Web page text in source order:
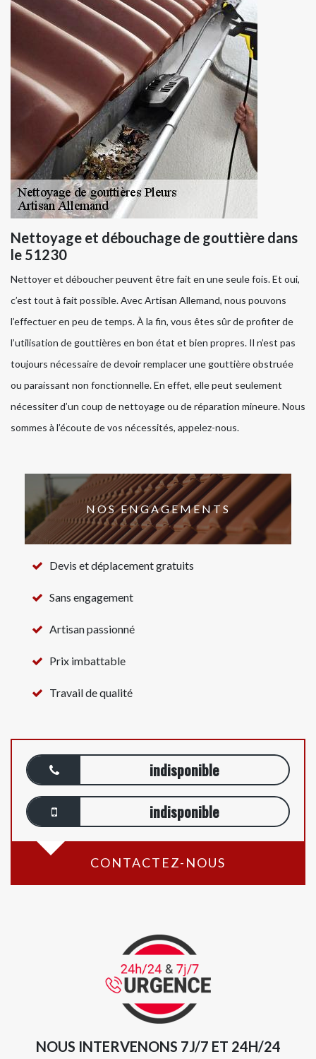
Nettoyage et débouchage de gouttière dans
le 51230
Nettoyer et déboucher peuvent être fait en une seule fois. Et oui,
c’est tout à fait possible. Avec Artisan Allemand, nous pouvons
l’effectuer en peu de temps. À la fin, vous êtes sûr de profiter de
l’utilisation de gouttières en bon état et bien propres. Il n’est pas
toujours nécessaire de devoir remplacer une gouttière obstruée
ou paraissant non fonctionnelle. En effet, elle peut seulement
nécessiter d’un coup de nettoyage ou de réparation mineure. Nous
sommes à l’écoute de vos nécessités, appelez-nous.
NOS ENGAGEMENTS
Devis et déplacement gratuits
Sans engagement
Artisan passionné
Prix imbattable
Travail de qualité
indisponible
indisponible
CONTACTEZ-NOUS
NOUS INTERVENONS 7J/7 ET 24H/24